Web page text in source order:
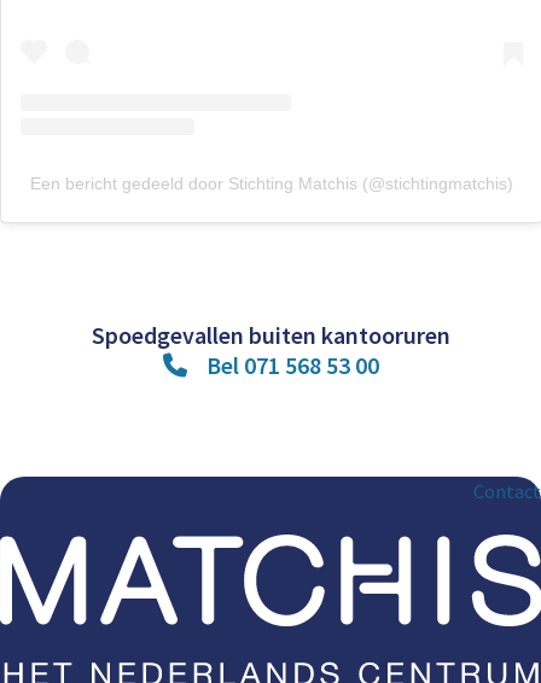
Een bericht gedeeld door Stichting Matchis (@stichtingmatchis)
Spoedgevallen buiten kantooruren
Bel 071 568 53 00
Contact